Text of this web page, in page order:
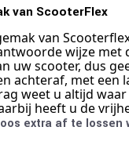
van ScooterFlex
van
wijze met
uw scooter, dus
achteraf, met een
weet u altijd waar
heeft u de
extra af te lossen